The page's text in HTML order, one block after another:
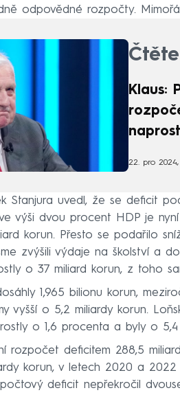
odpovědné rozpočty.
Klaus:
22. pro 2024,
Stanjura uvedl, že se deficit
výši dvou procent HDP je
korun. Přesto se podařilo
zvýšili výdaje na školství a
o 37 miliard korun, z toho
1,965 bilionu korun,
vyšší o 5,2 miliardy korun.
o 1,6 procenta a byly o
rozpočet deficitem 288,5
korun, v letech 2020 a
deficit nepřekročil